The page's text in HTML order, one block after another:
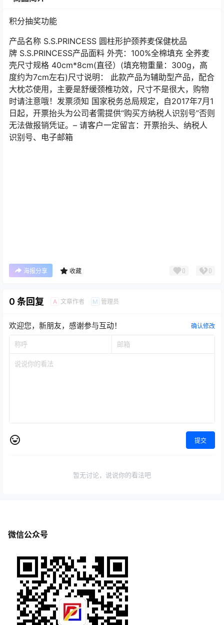
积分抽奖功能
产品名称 S.S.PRINCESS 圆柱形护颈荞麦保健枕品
牌 S.S.PRINCESS产品面料 外壳：100%全棉填充 全荞麦
壳尺寸规格 40cm*8cm(直径）(填充物重量：300g，高
度约为7cm左右)尺寸说明： 此款产品为辅助型产品，配合
大枕芯使用，主要是舒缓颈椎功效，尺寸不是很大，购物
时请注意哦！发票须知 国家税务总局规定，自2017年7月1
日起，开票抬头为公司者需提供“购买方纳税人识别号”否则
无法做报销凭证。– 请客户一定留言：开票抬头、纳税人
识别号、电子邮箱
海报分享 收藏 0 0
0 条回复 A 文章作者 M 管理员
欢迎您，新朋友，感谢参与互动！ 确认修改
提交
暂无讨论，说说你的看法吧
微信公众号